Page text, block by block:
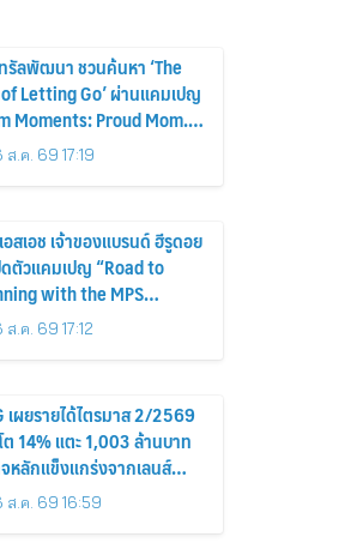
รัลพัฒนา ชวนค้นหา ‘The
Letting Go’ ผ่านแคมเปญ
Moments: Proud Mom.
of My Mom.
ส.ค. 69 17:19
อสเอช เจ้าของแบรนด์ ฮีรูดอย
ตัวแคมเปญ “Road to
with the MPS
ส.ค. 69 17:12
เผยรายได้ไตรมาส 2/2569
ต 14% แตะ 1,003 ล้านบาท
หลักแข็งแกร่งจากเลนส์
เพิ่ม และการขยายตลาดต่าง
ทศ พร้อมเดินหน้าลงทุนเพื่อ
ส.ค. 69 16:59